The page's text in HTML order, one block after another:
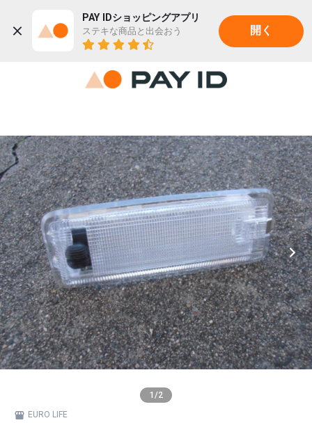
PAY IDショッピングアプリ
ステキな商品と出会おう 開く
1 /2
EURO LIFE